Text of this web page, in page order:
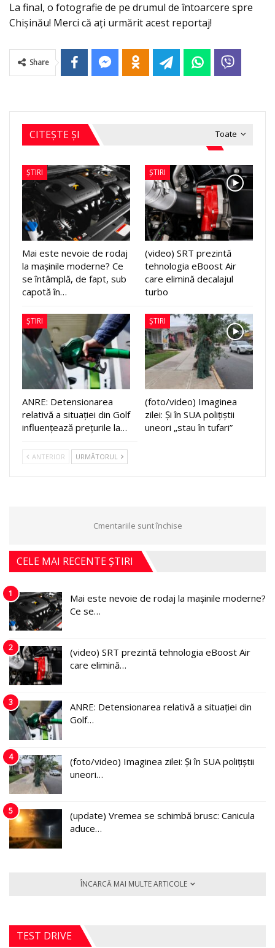
La final, o fotografie de pe drumul de întoarcere spre
Chișinău! Merci că aţi urmărit acest reportaj!
Share
Toate
CITEȘTE ȘI
ȘTIRI
Mai este nevoie de rodaj
la mașinile moderne? Ce
se întâmplă, de fapt, sub
capotă în…
ȘTIRI
(video) SRT prezintă
tehnologia eBoost Air
care elimină decalajul
turbo
ȘTIRI
ANRE: Detensionarea
relativă a situației din Golf
influențează prețurile la…
ȘTIRI
(foto/video) Imaginea
zilei: Și în SUA polițiștii
uneori „stau în tufari”
ANTERIOR URMĂTORUL
Cmentariile sunt închise
CELE MAI RECENTE ȘTIRI
1
Mai este nevoie de rodaj la mașinile moderne?
Ce se…
2
(video) SRT prezintă tehnologia eBoost Air
care elimină…
3
ANRE: Detensionarea relativă a situației din
Golf…
4
(foto/video) Imaginea zilei: Și în SUA polițiștii
uneori…
5
(update) Vremea se schimbă brusc: Canicula
aduce…
ÎNCARCĂ MAI MULTE ARTICOLE
TEST DRIVE